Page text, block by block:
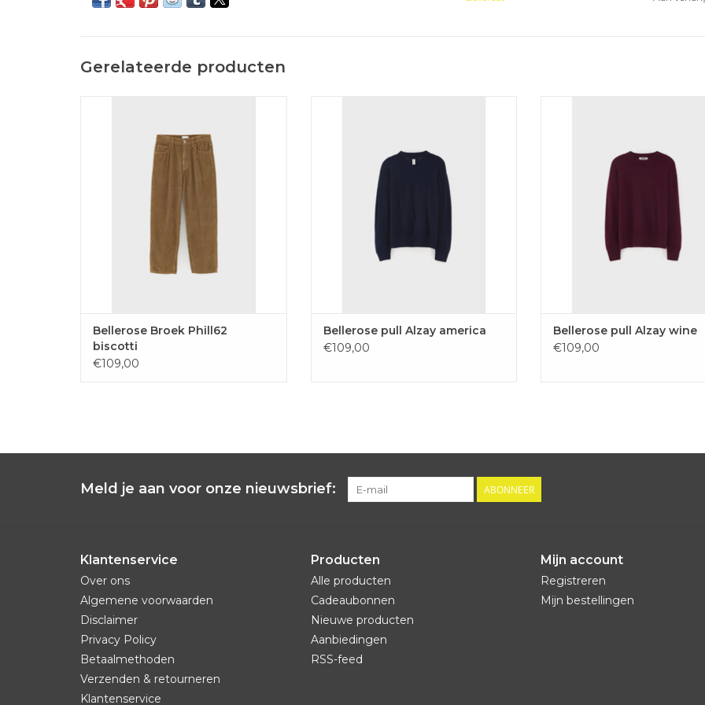
Gerelateerde producten
TOEVOEGEN AAN WINKELWAGEN
Bellerose Broek Phill62
biscotti
€109,00
Bellerose pull Alzay america
€109,00
Bellerose pull Alzay wine
€109,00
Meld je aan voor onze nieuwsbrief: ABONNEER
Klantenservice
Over ons
Algemene voorwaarden
Disclaimer
Privacy Policy
Betaalmethoden
Verzenden & retourneren
Klantenservice
Producten
Alle producten
Cadeaubonnen
Nieuwe producten
Aanbiedingen
RSS-feed
Mijn account
Registreren
Mijn bestellingen